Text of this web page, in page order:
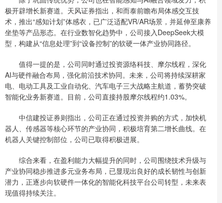
极开辟增长新赛道。天风证券指出，和而泰前瞻布局体感交互技
术，推出“感知计划”体感衣，已广泛适配VR/AR场景，并延伸至康养
坐垫等产品形态。在行业数智化趋势中，公司接入DeepSeek大模
型，构建从“信息处理”到“设备控制”的软硬一体产业协同路径。
值得一提的是，公司同时通过投资源络科技、摩尔线程，深化
AI与硬件融合布局，强化前沿技术协同。未来，公司将持续深耕家
电、电动工具及工业自动化、汽车电子三大战略主航道，蓄势突破
智能化业务新赛道。目前，公司直接持股摩尔线程约1.03%。
中信建投证券则指出，公司正在通过投资并购的方式，加快机
器人、传感器等核心环节的产业协同，积极培育第二增长曲线。在
机器人关键控制部位，公司已取得积极进展。
综合来看，在盈利能力大幅提升的同时，公司围绕技术升级与
产业协同稳步推进多元业务布局，已显现出良好的成长韧性与创新
潜力，正逐步向软硬件一体化的智能化科技平台公司转型，未来表
现值得持续关注。